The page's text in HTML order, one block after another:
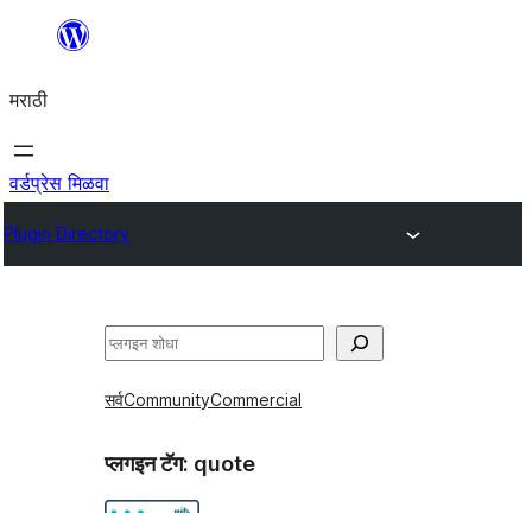
सामुग्रीवर
मराठी
वर्डप्रेस मिळवा
Plugin Directory
शोधा
सर्वCommunityCommercial
प्लगइन टॅग: quote